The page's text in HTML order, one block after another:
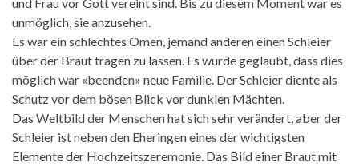
unmöglich, sie anzusehen.
Es war ein schlechtes Omen, jemand anderen einen Schleier
über der Braut tragen zu lassen. Es wurde geglaubt, dass dies
möglich war «beenden» neue Familie. Der Schleier diente als
Schutz vor dem bösen Blick vor dunklen Mächten.
Das Weltbild der Menschen hat sich sehr verändert, aber der
Schleier ist neben den Eheringen eines der wichtigsten
Elemente der Hochzeitszeremonie. Das Bild einer Braut mit